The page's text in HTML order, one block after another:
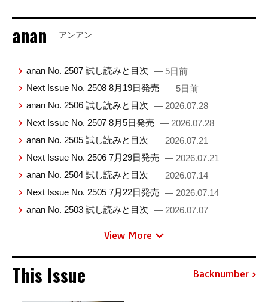
anan アンアン
anan No. 2507 試し読みと目次 — 5日前
Next Issue No. 2508 8月19日発売 — 5日前
anan No. 2506 試し読みと目次 — 2026.07.28
Next Issue No. 2507 8月5日発売 — 2026.07.28
anan No. 2505 試し読みと目次 — 2026.07.21
Next Issue No. 2506 7月29日発売 — 2026.07.21
anan No. 2504 試し読みと目次 — 2026.07.14
Next Issue No. 2505 7月22日発売 — 2026.07.14
anan No. 2503 試し読みと目次 — 2026.07.07
View More
This Issue Backnumber